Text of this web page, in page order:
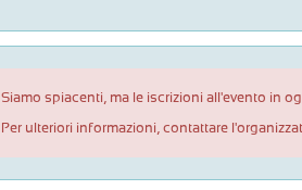
Siamo spiacenti, ma le iscrizioni all'evento in
Per ulteriori informazioni, contattare